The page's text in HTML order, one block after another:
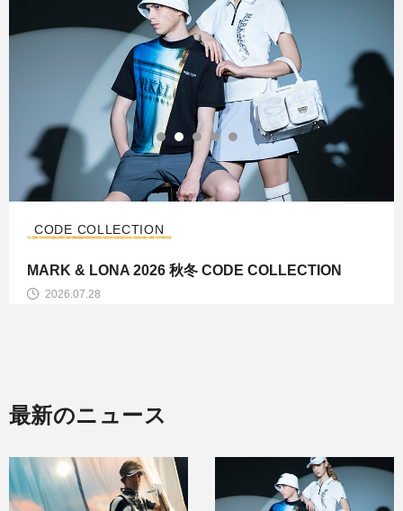
2026.07.28
CODE COLLECTION
MARK & LONA 2026 秋冬 CODE COLLECTION
最新のニュース